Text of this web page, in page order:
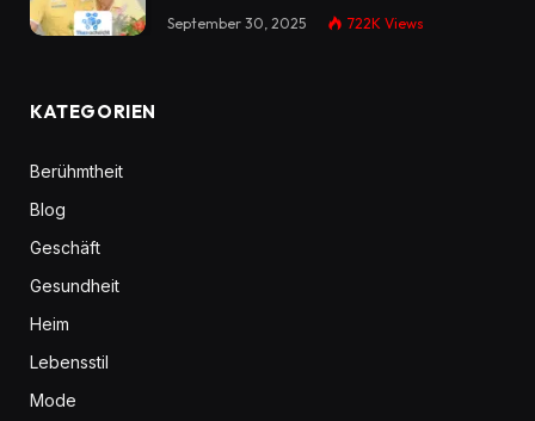
September 30, 2025 722K Views
KATEGORIEN
Berühmtheit
Blog
Geschäft
Gesundheit
Heim
Lebensstil
Mode